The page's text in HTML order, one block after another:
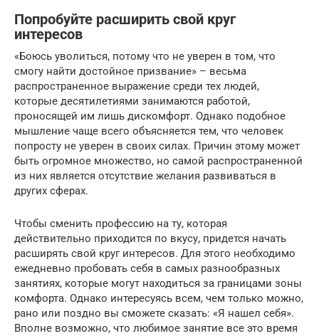
Попробуйте расширить свой круг
интересов
«Боюсь уволиться, потому что не уверен в том, что
смогу найти достойное призвание» – весьма
распространенное выражение среди тех людей,
которые десятилетиями занимаются работой,
проносящей им лишь дискомфорт. Однако подобное
мышление чаще всего объясняется тем, что человек
попросту не уверен в своих силах. Причин этому может
быть огромное множество, но самой распространенной
из них является отсутствие желания развиваться в
других сферах.
Чтобы сменить профессию на ту, которая
действительно приходится по вкусу, придется начать
расширять свой круг интересов. Для этого необходимо
ежедневно пробовать себя в самых разнообразных
занятиях, которые могут находиться за границами зоны
комфорта. Однако интересуясь всем, чем только можно,
рано или поздно вы сможете сказать: «Я нашел себя».
Вполне возможно, что любимое занятие все это время